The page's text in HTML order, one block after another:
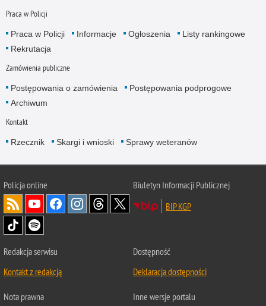
Praca w Policji
Praca w Policji Informacje Ogłoszenia
Listy rankingowe
Rekrutacja
Zamówienia publiczne
Postępowania o zamówienia
Postępowania podprogowe
Archiwum
Kontakt
Rzecznik Skargi i wnioski Sprawy weteranów
Policjaonline
Biuletyn Informacji Publicznej
BIP KGP
Redakcja serwisu
Kontakt z redakcją
Dostępność
Deklaracja dostępności
Nota prawna Inne wersje portalu